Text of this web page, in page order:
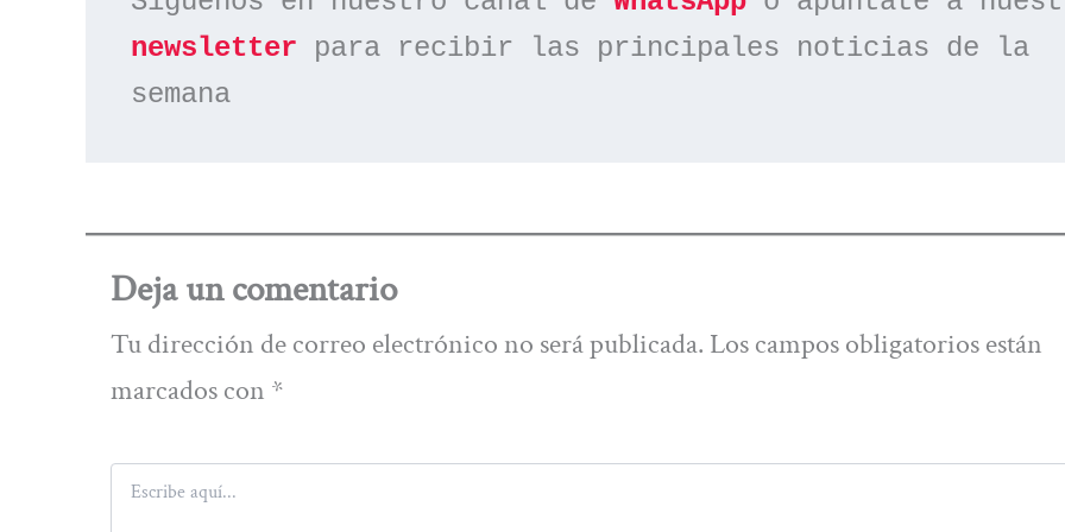
newsletter para recibir las principales noticias de la
semana
Deja un comentario
Tu dirección de correo electrónico no será publicada. Los campos obligatorios están
marcados con *
Escribe
aquí...